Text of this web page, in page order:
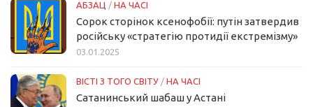
АБЗАЦ / НА ЧАСІ
Сорок сторінок ксенофобії: путін затвердив
російську «стратегію протидії екстремізму»
03.01.2025
ВІСТІ З ТОГО СВІТУ / НА ЧАСІ
Сатанинський шабаш у Астані